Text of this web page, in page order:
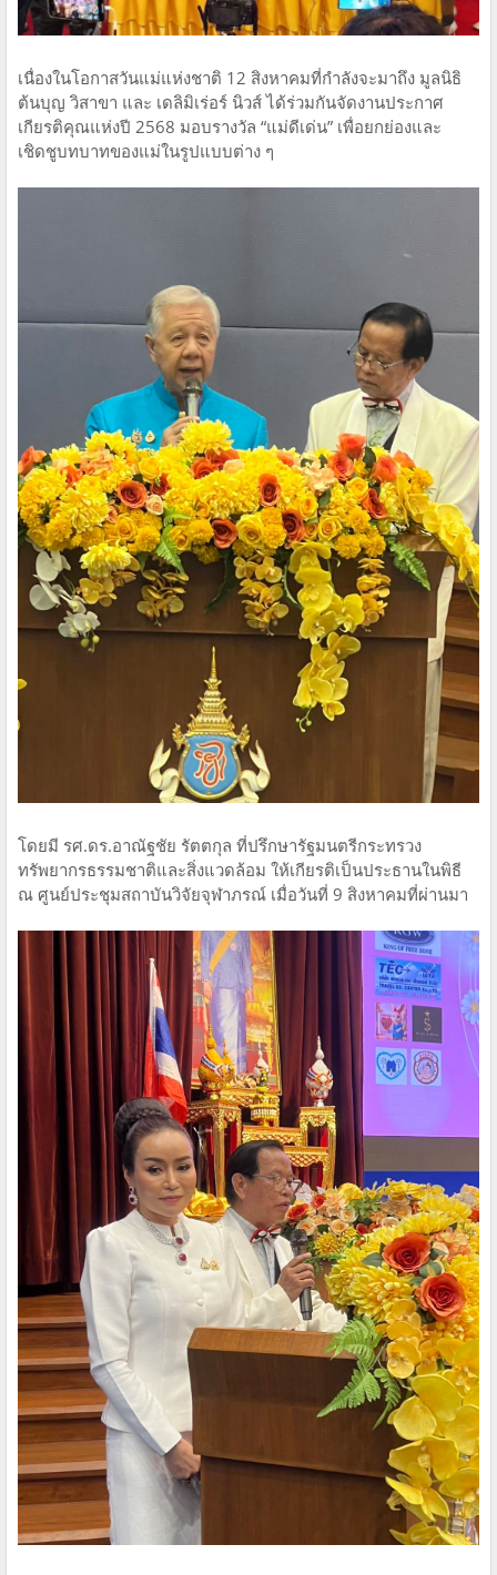
เนื่องในโอกาสวันแม่แห่งชาติ 12 สิงหาคมที่กำลังจะมาถึง มูลนิธิ
ต้นบุญ วิสาขา และ เดลิมิเร่อร์ นิวส์ ได้ร่วมกันจัดงานประกาศ
เกียรติคุณแห่งปี 2568 มอบรางวัล “แม่ดีเด่น” เพื่อยกย่องและ
เชิดชูบทบาทของแม่ในรูปแบบต่าง ๆ
โดยมี รศ.ดร.อาณัฐชัย รัตตกุล ที่ปรึกษารัฐมนตรีกระทรวง
ทรัพยากรธรรมชาติและสิ่งแวดล้อม ให้เกียรติเป็นประธานในพิธี
ณ ศูนย์ประชุมสถาบันวิจัยจุฬาภรณ์ เมื่อวันที่ 9 สิงหาคมที่ผ่านมา